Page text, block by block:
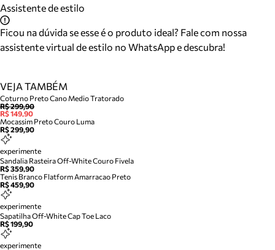
Assistente de estilo
Ficou na dúvida se esse é o produto ideal? Fale com nossa
assistente virtual de estilo no WhatsApp e descubra!
VEJA TAMBÉM
Coturno Preto Cano Medio Tratorado
R$ 299,90
R$ 149,90
Mocassim Preto Couro Luma
R$ 299,90
experimente
Sandalia Rasteira Off-White Couro Fivela
R$ 359,90
Tenis Branco Flatform Amarracao Preto
R$ 459,90
experimente
Sapatilha Off-White Cap Toe Laco
R$ 199,90
experimente